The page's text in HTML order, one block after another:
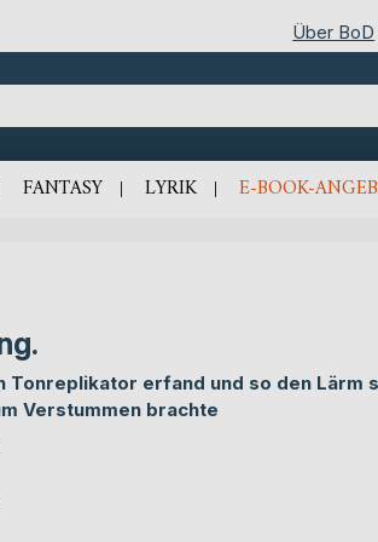
Über BoD
FANTASY LYRIK E-BOOK-
Tonreplikator erfand und so den Lärm
Verstummen brachte